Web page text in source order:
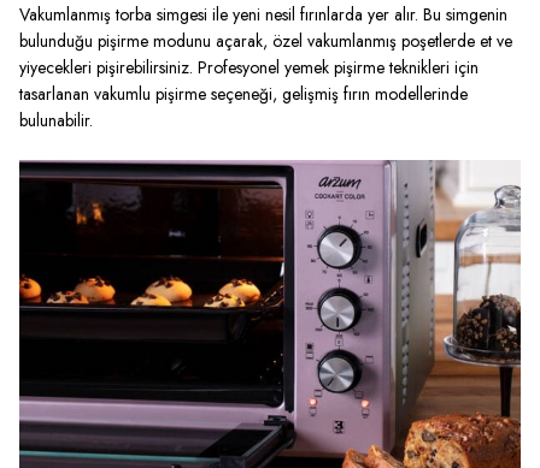
Vakumlanmış torba simgesi ile yeni nesil fırınlarda yer alır. Bu simgenin
bulunduğu pişirme modunu açarak, özel vakumlanmış poşetlerde et ve
yiyecekleri pişirebilirsiniz. Profesyonel yemek pişirme teknikleri için
tasarlanan vakumlu pişirme seçeneği, gelişmiş fırın modellerinde
bulunabilir.